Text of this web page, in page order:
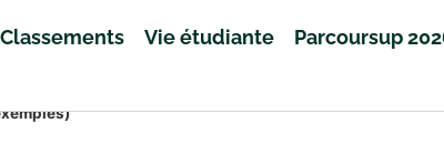
Classements Vie étudiante Parcoursup